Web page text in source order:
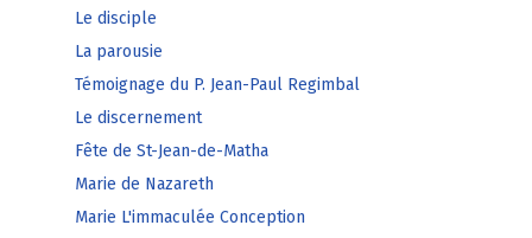
Le disciple
La parousie
Témoignage du P. Jean-Paul Regimbal
Le discernement
Fête de St-Jean-de-Matha
Marie de Nazareth
Marie L'immaculée Conception